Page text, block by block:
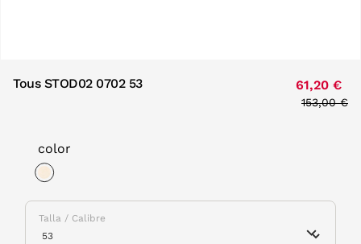
Tous STOD02 0702 53 61,20 €
Price
153,00 €
color
Talla / Calibre